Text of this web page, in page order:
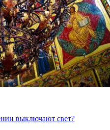
выключают свет?